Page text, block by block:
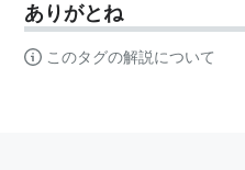
ありがとね
このタグの解説について